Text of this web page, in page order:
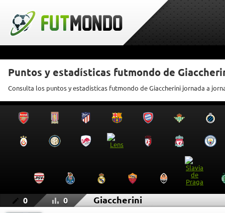
Puntos y estadísticas futmondo de
Consulta los puntos y estadísticas futmondo de Giaccherini jornada a
0 0 Giaccherini